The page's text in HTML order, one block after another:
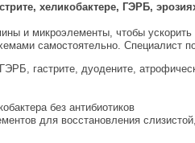
хеликобактере, ГЭРБ,
и микроэлементы, чтобы ускорить
самостоятельно. Специалист
гастрите, дуодените,
без антибиотиков
для восстановления